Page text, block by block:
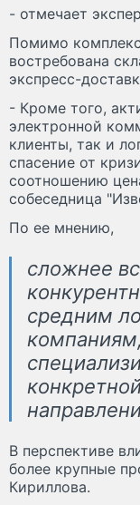
- отмечает
Помимо
востребована
экспресс-
- Кроме того,
электронной
клиенты, так и
спасение от
соотношению
собеседница
По ее мнению,
сложнее
средним
В перспективе
более крупные
Кириллова.